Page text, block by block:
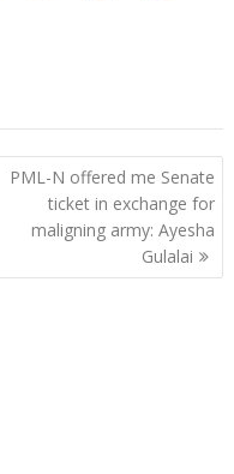
PML-N offered me Senate
ticket in exchange for
maligning army: Ayesha
Gulalai